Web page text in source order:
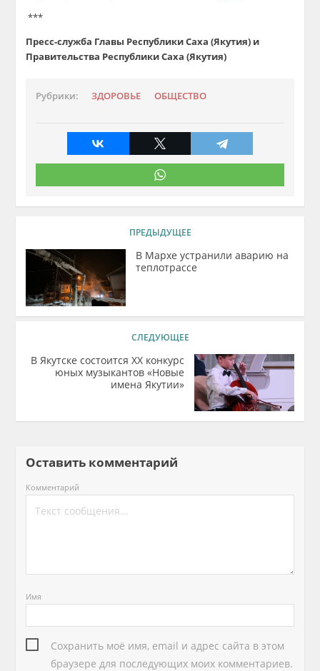
***
Пресс-служба Главы Республики Саха (Якутия) и
Правительства Республики Саха (Якутия)
Рубрики: ЗДОРОВЬЕ ОБЩЕСТВО
ПРЕДЫДУЩЕЕ
В Мархе устранили аварию на
теплотрассе
СЛЕДУЮЩЕЕ
В Якутске состоится ХХ конкурс
юных музыкантов «Новые
имена Якутии»
Оставить комментарий
Комментарий
Имя
Сохранить моё имя, email и адрес сайта в этом
браузере для последующих моих комментариев.